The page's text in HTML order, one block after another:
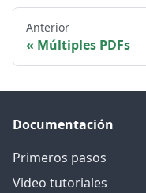
Anterior
Múltiples PDFs
Documentación
Primeros pasos
Video tutoriales